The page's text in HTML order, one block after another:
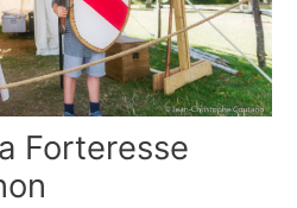
Forteresse